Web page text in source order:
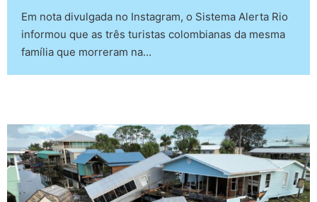
Em nota divulgada no Instagram, o Sistema Alerta Rio
informou que as três turistas colombianas da mesma
família que morreram na…